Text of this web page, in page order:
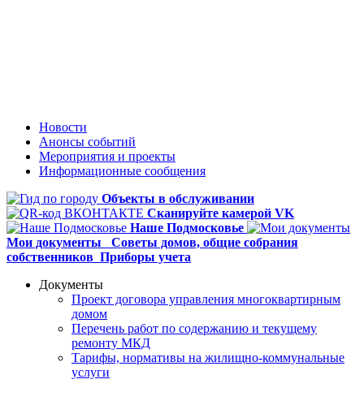
Новости
Анонсы событий
Мероприятия и проекты
Информационные сообщения
Объекты в обслуживании
Сканируйте камерой VK
Наше Подмосковье
Мои документы
Советы домов, общие собрания
собственников Приборы учета
Документы
Проект договора управления многоквартирным
домом
Перечень работ по содержанию и текущему
ремонту МКД
Тарифы, нормативы на жилищно-коммунальные
услуги